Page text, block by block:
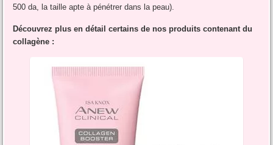
500 da, la taille apte à pénétrer dans la peau).
Découvrez plus en détail certains de nos produits contenant du
collagène :